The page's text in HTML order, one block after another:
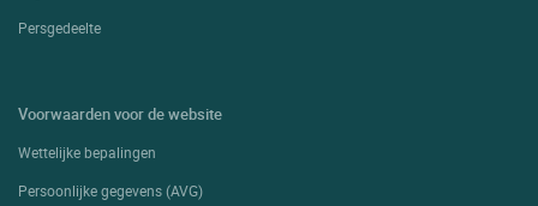
Persgedeelte
Voorwaarden voor de website
Wettelijke bepalingen
Persoonlijke gegevens (AVG)